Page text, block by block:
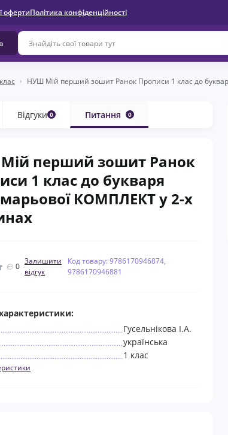
офертиПолітика конфіденційності
НУШ Мій перший зошит Ранок Прописи 1 клас до
Відгуки 0 Питання 0
перший зошит Ранок
1 клас до букваря
КОМПЛЕКТ у 2-х
0
Залишити
відгук
Код товару: 9786170946874,
9786170946881
Гусельнікова І.А.
українська
1 клас